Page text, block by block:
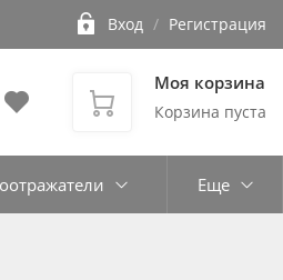
Вход / Регистрация
Моя корзина
Корзина пуста
Еще